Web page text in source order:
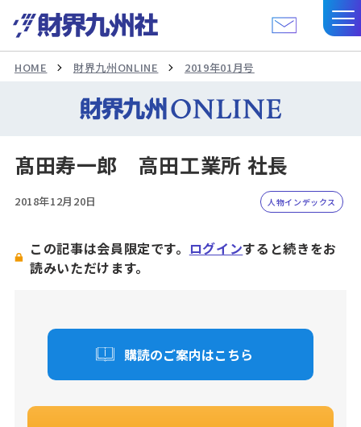
HOME 財界九州ONLINE 2019年01月号
髙田寿一郎 高田工業所 社長
2018年12月20日 人物インデックス
この記事は会員限定です。 ログインすると続きをお
読みいただけます。
購読のご案内はこちら